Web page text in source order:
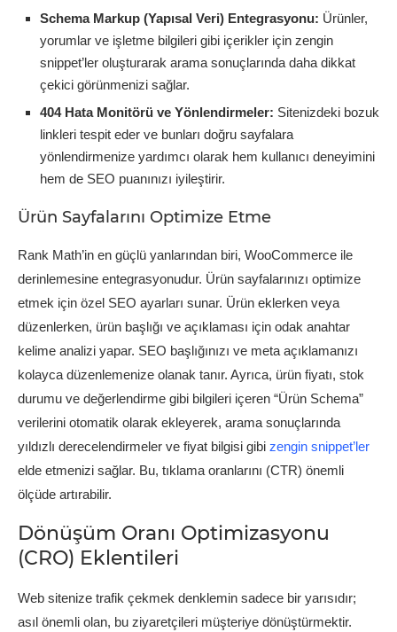
Schema Markup (Yapısal Veri) Entegrasyonu: Ürünler,
yorumlar ve işletme bilgileri gibi içerikler için zengin
snippet’ler oluşturarak arama sonuçlarında daha dikkat
çekici görünmenizi sağlar.
404 Hata Monitörü ve Yönlendirmeler: Sitenizdeki bozuk
linkleri tespit eder ve bunları doğru sayfalara
yönlendirmenize yardımcı olarak hem kullanıcı deneyimini
hem de SEO puanınızı iyileştirir.
Ürün Sayfalarını Optimize Etme
Rank Math’in en güçlü yanlarından biri, WooCommerce ile
derinlemesine entegrasyonudur. Ürün sayfalarınızı optimize
etmek için özel SEO ayarları sunar. Ürün eklerken veya
düzenlerken, ürün başlığı ve açıklaması için odak anahtar
kelime analizi yapar. SEO başlığınızı ve meta açıklamanızı
kolayca düzenlemenize olanak tanır. Ayrıca, ürün fiyatı, stok
durumu ve değerlendirme gibi bilgileri içeren “Ürün Schema”
verilerini otomatik olarak ekleyerek, arama sonuçlarında
yıldızlı derecelendirmeler ve fiyat bilgisi gibi zengin snippet’ler
elde etmenizi sağlar. Bu, tıklama oranlarını (CTR) önemli
ölçüde artırabilir.
Dönüşüm Oranı Optimizasyonu
(CRO) Eklentileri
Web sitenize trafik çekmek denklemin sadece bir yarısıdır;
asıl önemli olan, bu ziyaretçileri müşteriye dönüştürmektir.